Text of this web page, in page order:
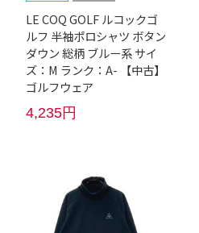
LE COQ GOLF ルコックゴ
ルフ 半袖ポロシャツ ボタン
ダウン 総柄 ブルー系 サイ
ズ：M ランク：A- 【中古】
ゴルフウェア
4,235円